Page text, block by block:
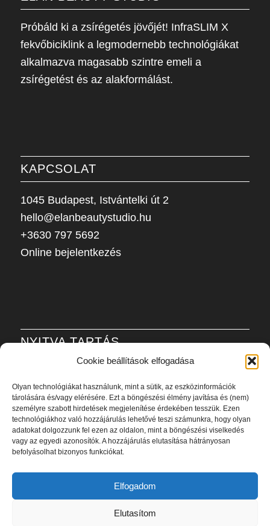
Cookie beállítások elfogadása
Olyan technológiákat használunk, mint a sütik, az eszközinformációk
tárolására és/vagy elérésére. Ezt a böngészési élmény javítása és (nem)
személyre szabott hirdetések megjelenítése érdekében tesszük. Ezen
technológiákhoz való hozzájárulás lehetővé teszi számunkra, hogy olyan
adatokat dolgozzunk fel ezen az oldalon, mint a böngészési viselkedés
vagy az egyedi azonosítók. A hozzájárulás elutasítása hátrányosan
befolyásolhat bizonyos funkciókat.
Elfogadom
Elutasítom
Próbáld ki a zsírégetés jövőjét! InfraSLIM X
fekvőbiciklink a legmodernebb technológiákat
alkalmazva magasabb szintre emeli a
zsírégetést és az alakformálást.
KAPCSOLAT
1045 Budapest, Istvántelki út 2
hello@elanbeautystudio.hu
+3630 797 5692
Online bejelentkezés
NYITVA TARTÁS
Sz: 8:00-20:00
V: 8:00-20:00
Adatvédelmi szabályzat
2023 - Élan Beauty Stúdió © - Készítette:marketingszemlelet.hu